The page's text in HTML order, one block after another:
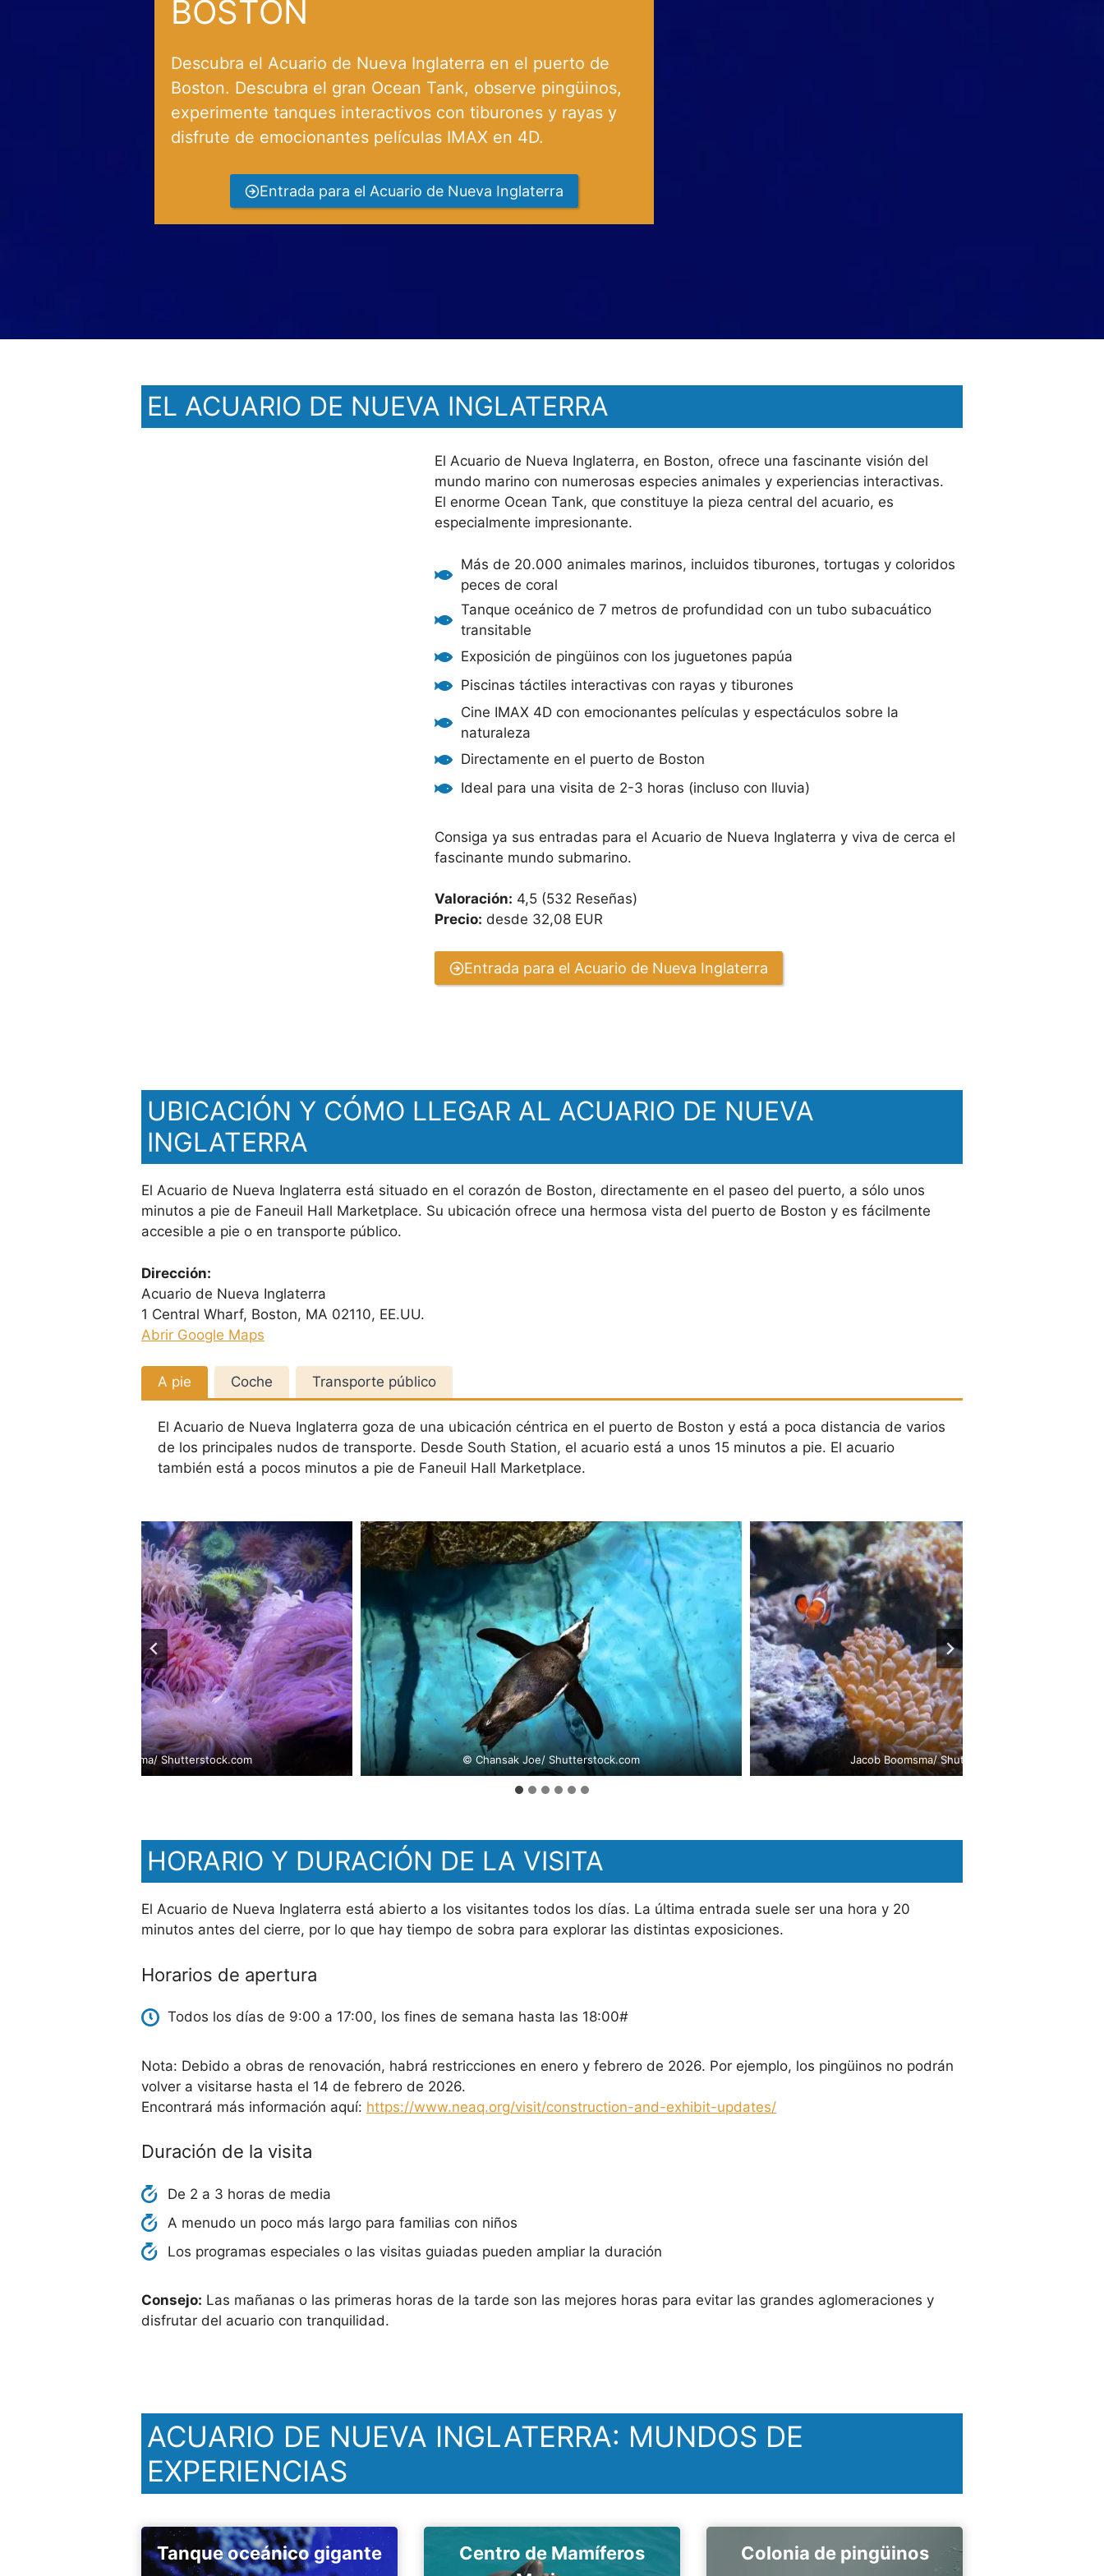
BOSTON
Descubra el Acuario de Nueva Inglaterra en el puerto de
Boston. Descubra el gran Ocean Tank, observe pingüinos,
experimente tanques interactivos con tiburones y rayas y
disfrute de emocionantes películas IMAX en 4D.
Entrada para el Acuario de Nueva Inglaterra
EL ACUARIO DE NUEVA INGLATERRA
El Acuario de Nueva Inglaterra, en Boston, ofrece una fascinante visión del
mundo marino con numerosas especies animales y experiencias interactivas.
El enorme Ocean Tank, que constituye la pieza central del acuario, es
especialmente impresionante.
Más de 20.000 animales marinos, incluidos tiburones, tortugas y coloridos
peces de coral
Tanque oceánico de 7 metros de profundidad con un tubo subacuático
transitable
Exposición de pingüinos con los juguetones papúa
Piscinas táctiles interactivas con rayas y tiburones
Cine IMAX 4D con emocionantes películas y espectáculos sobre la
naturaleza
Directamente en el puerto de Boston
Ideal para una visita de 2-3 horas (incluso con lluvia)
Consiga ya sus entradas para el Acuario de Nueva Inglaterra y viva de cerca el
fascinante mundo submarino.
Valoración: 4,5 (532 Reseñas)
Precio: desde 32,08 EUR
Entrada para el Acuario de Nueva Inglaterra
UBICACIÓN Y CÓMO LLEGAR AL ACUARIO DE NUEVA
INGLATERRA
El Acuario de Nueva Inglaterra está situado en el corazón de Boston, directamente en el paseo del puerto, a sólo unos
minutos a pie de Faneuil Hall Marketplace. Su ubicación ofrece una hermosa vista del puerto de Boston y es fácilmente
accesible a pie o en transporte público.
Dirección:
Acuario de Nueva Inglaterra
1 Central Wharf, Boston, MA 02110, EE.UU.
Abrir Google Maps
A pie Coche Transporte público
El Acuario de Nueva Inglaterra goza de una ubicación céntrica en el puerto de Boston y está a poca distancia de varios
de los principales nudos de transporte. Desde South Station, el acuario está a unos 15 minutos a pie. El acuario
también está a pocos minutos a pie de Faneuil Hall Marketplace.
Jacob Boomsma/ Shutterstock.com © Chansak Joe/ Shutterstock.com Jacob Boomsma/ Shutterstock.com
HORARIO Y DURACIÓN DE LA VISITA
El Acuario de Nueva Inglaterra está abierto a los visitantes todos los días. La última entrada suele ser una hora y 20
minutos antes del cierre, por lo que hay tiempo de sobra para explorar las distintas exposiciones.
Horarios de apertura
Todos los días de 9:00 a 17:00, los fines de semana hasta las 18:00#
Nota: Debido a obras de renovación, habrá restricciones en enero y febrero de 2026. Por ejemplo, los pingüinos no podrán
volver a visitarse hasta el 14 de febrero de 2026.
Encontrará más información aquí: https://www.neaq.org/visit/construction-and-exhibit-updates/
Duración de la visita
De 2 a 3 horas de media
A menudo un poco más largo para familias con niños
Los programas especiales o las visitas guiadas pueden ampliar la duración
Consejo: Las mañanas o las primeras horas de la tarde son las mejores horas para evitar las grandes aglomeraciones y
disfrutar del acuario con tranquilidad.
ACUARIO DE NUEVA INGLATERRA: MUNDOS DE
EXPERIENCIAS
Tanque oceánico gigante
Centro de Mamíferos
Colonia de pingüinos